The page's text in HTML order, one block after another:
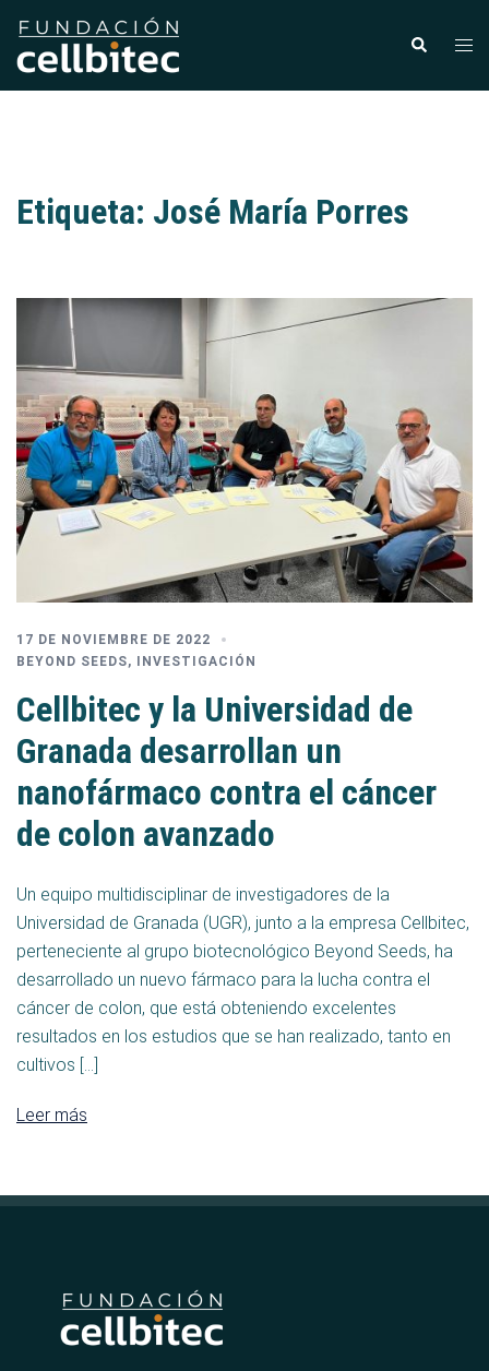
Etiqueta: José María Porres
17 DE NOVIEMBRE DE 2022
BEYOND SEEDS, INVESTIGACIÓN
Cellbitec y la Universidad de
Granada desarrollan un
nanofármaco contra el cáncer
de colon avanzado
Un equipo multidisciplinar de investigadores de la
Universidad de Granada (UGR), junto a la empresa Cellbitec,
perteneciente al grupo biotecnológico Beyond Seeds, ha
desarrollado un nuevo fármaco para la lucha contra el
cáncer de colon, que está obteniendo excelentes
resultados en los estudios que se han realizado, tanto en
cultivos […]
Leer más